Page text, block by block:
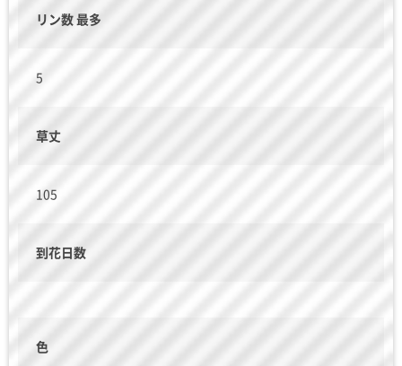
リン数 最多
5
草丈
105
到花日数
色